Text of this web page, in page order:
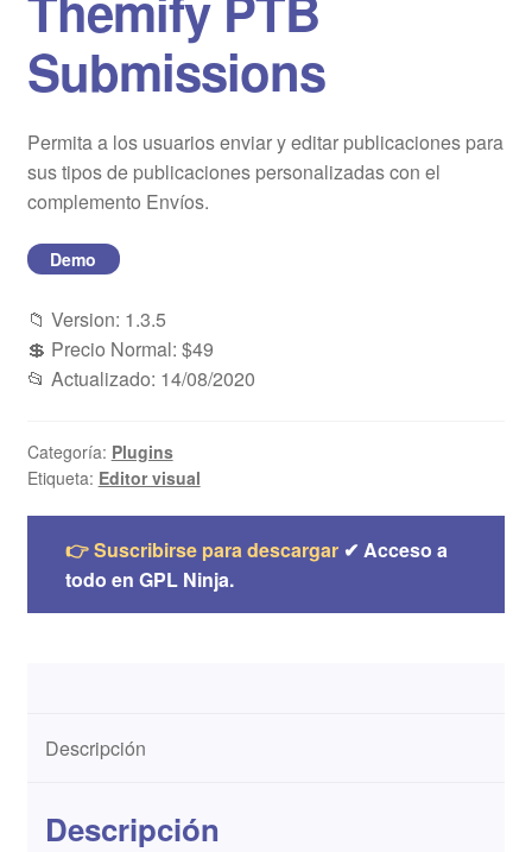
Mi cuenta
Submissions
Permita a los usuarios enviar y editar publicaciones para
sus tipos de publicaciones personalizadas con el
complemento Envíos.
Demo
📁 Version: 1.3.5
💲 Precio Normal: $49
📂 Actualizado: 14/08/2020
Categoría: Plugins
Etiqueta: Editor visual
👉 Suscribirse para descargar✔ Acceso a
todo en GPL Ninja.
Descripción
Descripción